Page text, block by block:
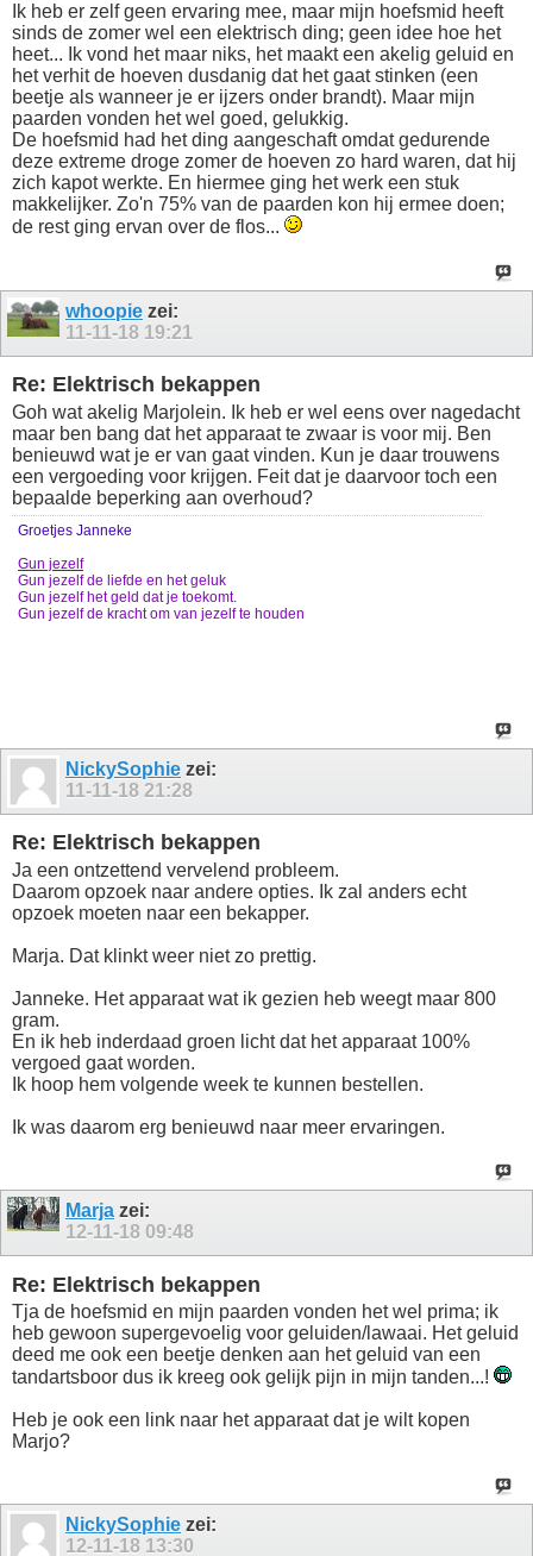
Ik heb er zelf geen ervaring mee, maar mijn hoefsmid heeft
sinds de zomer wel een elektrisch ding; geen idee hoe het
heet... Ik vond het maar niks, het maakt een akelig geluid en
het verhit de hoeven dusdanig dat het gaat stinken (een
beetje als wanneer je er ijzers onder brandt). Maar mijn
paarden vonden het wel goed, gelukkig.
De hoefsmid had het ding aangeschaft omdat gedurende
deze extreme droge zomer de hoeven zo hard waren, dat hij
zich kapot werkte. En hiermee ging het werk een stuk
makkelijker. Zo'n 75% van de paarden kon hij ermee doen;
de rest ging ervan over de flos...
whoopie zei:
11-11-18 19:21
Re: Elektrisch bekappen
Goh wat akelig Marjolein. Ik heb er wel eens over nagedacht
maar ben bang dat het apparaat te zwaar is voor mij. Ben
benieuwd wat je er van gaat vinden. Kun je daar trouwens
een vergoeding voor krijgen. Feit dat je daarvoor toch een
bepaalde beperking aan overhoud?
Groetjes Janneke
Gun jezelf
Gun jezelf de liefde en het geluk
Gun jezelf het geld dat je toekomt.
Gun jezelf de kracht om van jezelf te houden
NickySophie zei:
11-11-18 21:28
Re: Elektrisch bekappen
Ja een ontzettend vervelend probleem.
Daarom opzoek naar andere opties. Ik zal anders echt
opzoek moeten naar een bekapper.
Marja. Dat klinkt weer niet zo prettig.
Janneke. Het apparaat wat ik gezien heb weegt maar 800
gram.
En ik heb inderdaad groen licht dat het apparaat 100%
vergoed gaat worden.
Ik hoop hem volgende week te kunnen bestellen.
Ik was daarom erg benieuwd naar meer ervaringen.
Marja zei:
12-11-18 09:48
Re: Elektrisch bekappen
Tja de hoefsmid en mijn paarden vonden het wel prima; ik
heb gewoon supergevoelig voor geluiden/lawaai. Het geluid
deed me ook een beetje denken aan het geluid van een
tandartsboor dus ik kreeg ook gelijk pijn in mijn tanden...!
Heb je ook een link naar het apparaat dat je wilt kopen
Marjo?
NickySophie zei:
12-11-18 13:30